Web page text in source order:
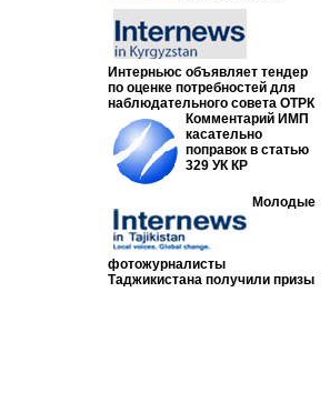
Интерньюс объявляет тендер
по оценке потребностей для
наблюдательного совета ОТРК
Комментарий ИМП
касательно
поправок в статью
329 УК КР
Молодые
фотожурналисты
Таджикистана получили призы